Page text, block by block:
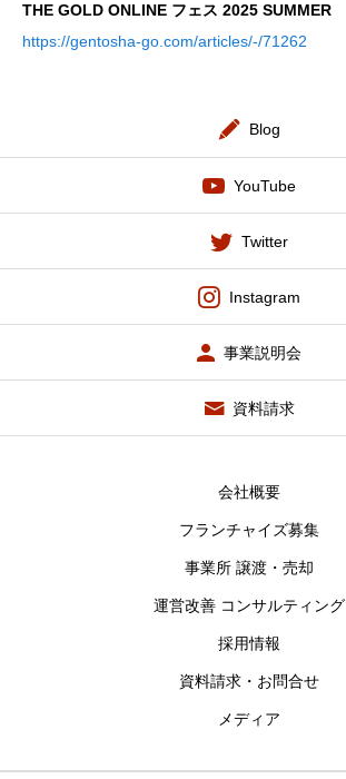
THE GOLD ONLINE フェス 2025 SUMMER
https://gentosha-go.com/articles/-/71262
Blog
YouTube
Twitter
Instagram
事業説明会
資料請求
会社概要
フランチャイズ募集
事業所 譲渡・売却
運営改善 コンサルティング
採用情報
資料請求・お問合せ
メディア